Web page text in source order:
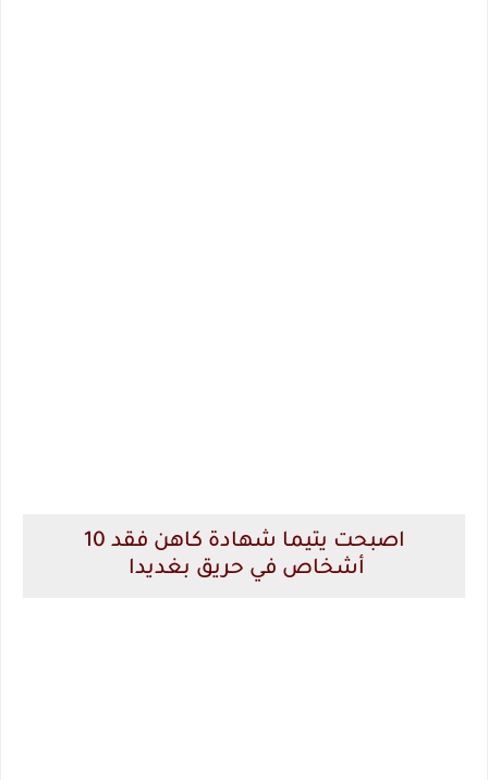
اصبحت يتيما شهادة كاهن فقد 10
أشخاص في حريق بغديدا